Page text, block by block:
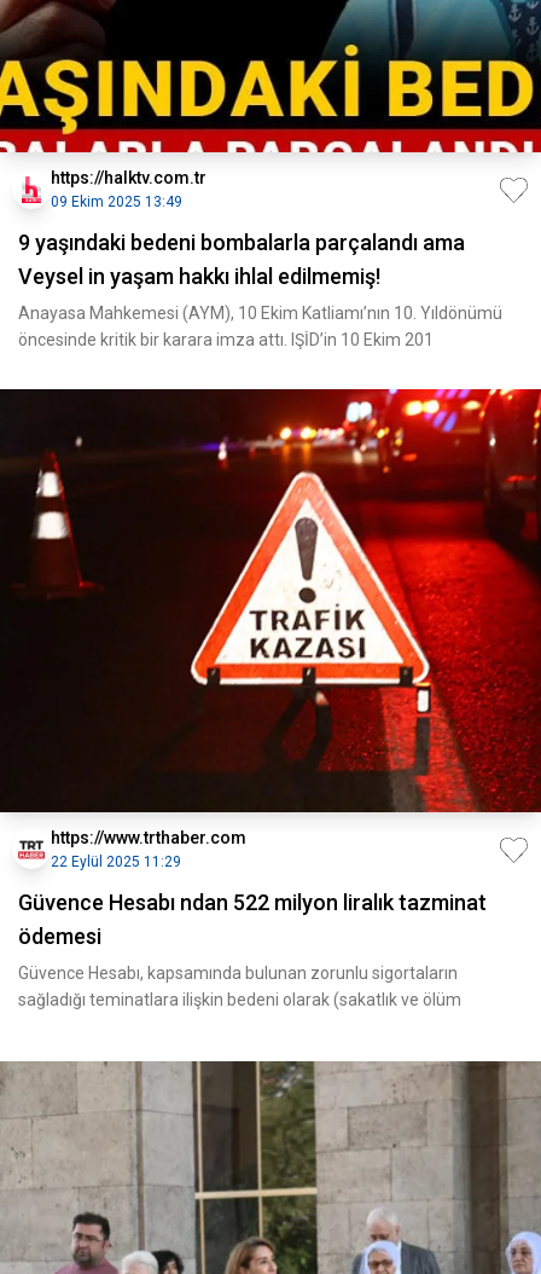
https://halktv.com.tr
09 Ekim 2025 13:49
9 yaşındaki bedeni bombalarla parçalandı ama
Veysel in yaşam hakkı ihlal edilmemiş!
Anayasa Mahkemesi (AYM), 10 Ekim Katliamı’nın 10. Yıldönümü
öncesinde kritik bir karara imza attı. IŞİD’in 10 Ekim 201
https://www.trthaber.com
22 Eylül 2025 11:29
Güvence Hesabı ndan 522 milyon liralık tazminat
ödemesi
Güvence Hesabı, kapsamında bulunan zorunlu sigortaların
sağladığı teminatlara ilişkin bedeni olarak (sakatlık ve ölüm